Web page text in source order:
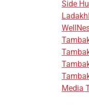
Side
Media